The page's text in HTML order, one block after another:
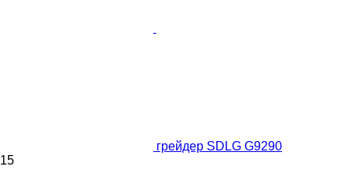
грейдер SDLG G9290
15